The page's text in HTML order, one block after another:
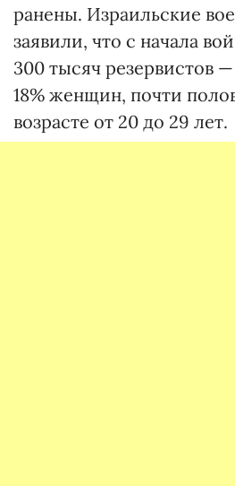
ранены. Израильские
заявили, что с начала
300 тысяч резервистов
18% женщин, почти
возрасте от 20 до 29 лет.